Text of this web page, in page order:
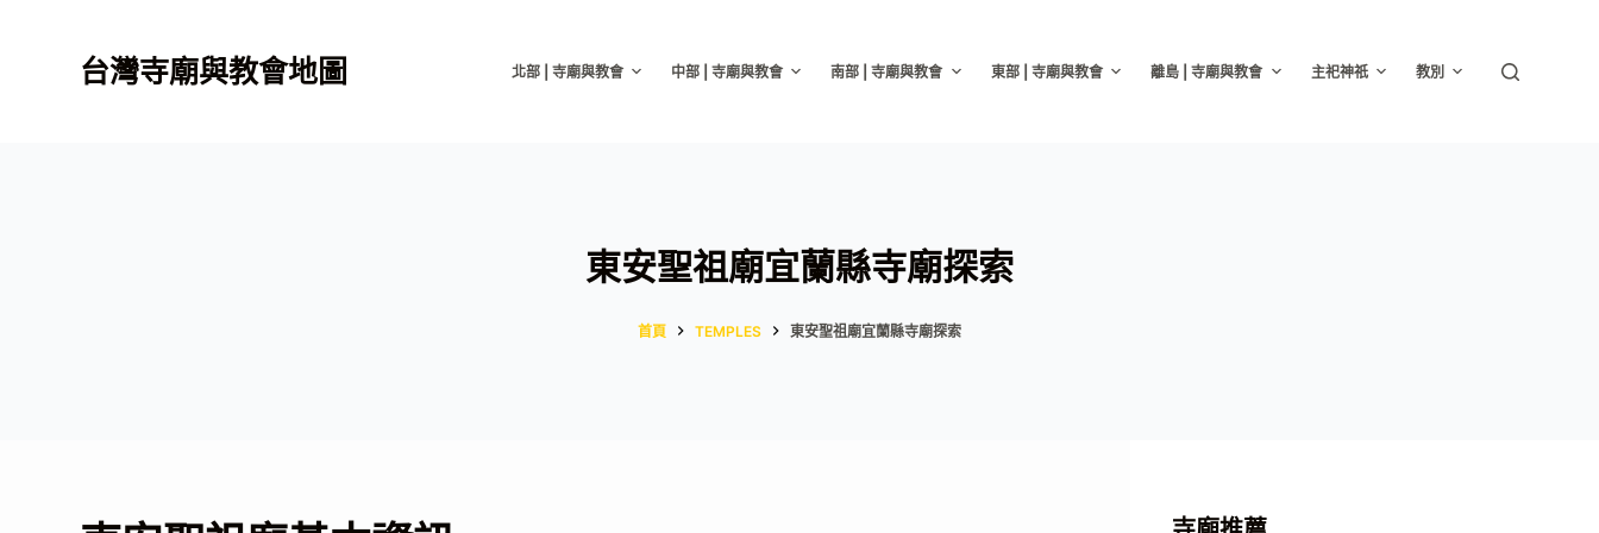
台灣寺廟與教會地圖 北部 | 寺廟與教會 中部 | 寺廟與教會 南部 | 寺廟與教會 東部 | 寺廟與教會 離島 | 寺廟與教會 主祀神祇 教別
東安聖祖廟宜蘭縣寺廟探索
首頁 TEMPLES 東安聖祖廟宜蘭縣寺廟探索